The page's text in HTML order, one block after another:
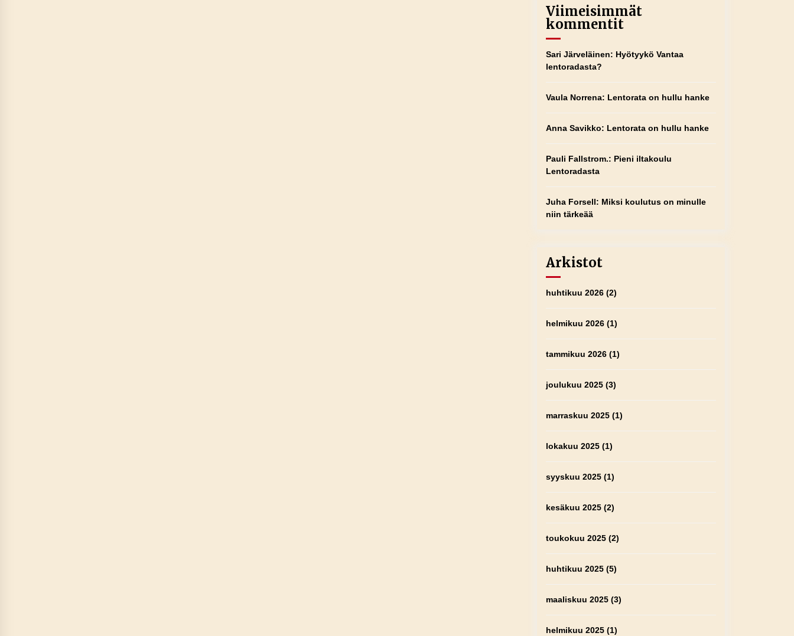
Viimeisimmät
kommentit
Sari Järveläinen: Hyötyykö Vantaa
lentoradasta?
Vaula Norrena: Lentorata on hullu hanke
Anna Savikko: Lentorata on hullu hanke
Pauli Fallstrom.: Pieni iltakoulu
Lentoradasta
Juha Forsell: Miksi koulutus on minulle
niin tärkeää
Arkistot
huhtikuu 2026 (2)
helmikuu 2026 (1)
tammikuu 2026 (1)
joulukuu 2025 (3)
marraskuu 2025 (1)
lokakuu 2025 (1)
syyskuu 2025 (1)
kesäkuu 2025 (2)
toukokuu 2025 (2)
huhtikuu 2025 (5)
maaliskuu 2025 (3)
helmikuu 2025 (1)